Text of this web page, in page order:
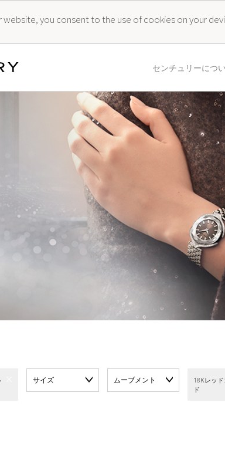
you consent to the use of cookies on your
センチュリーにつ
サイズ ムーブメント
18Kレッ
ド